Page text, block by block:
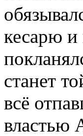
кесарю и
станет
всё
властью